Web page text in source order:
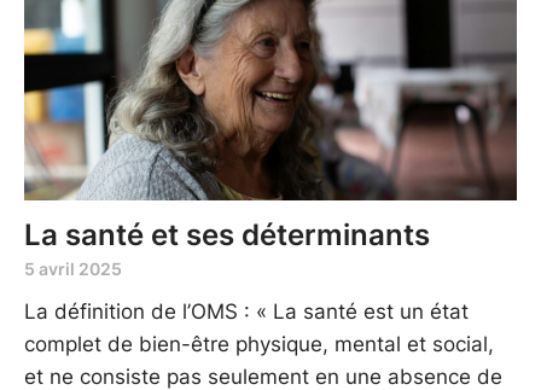
La santé et ses déterminants
5 avril 2025
La définition de l’OMS : « La santé est un état
complet de bien-être physique, mental et social,
et ne consiste pas seulement en une absence de